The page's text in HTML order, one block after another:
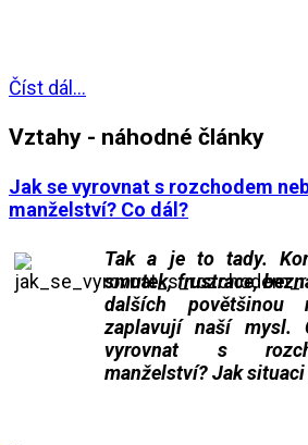
Číst dál...
Vztahy - náhodné články
Jak se vyrovnat s rozchodem
manželství? Co dál?
Tak a je to tady.
smutek, frustrace,
dalších povětšinou
zaplavují naší
vyrovnat s
manželství? Jak